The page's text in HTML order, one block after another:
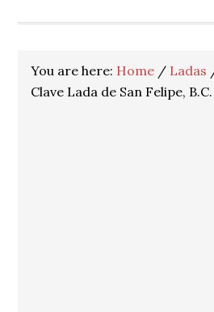
You are here: Home / Ladas
Clave Lada de San Felipe, B.C.